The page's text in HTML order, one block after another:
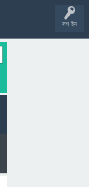
লগ ইন